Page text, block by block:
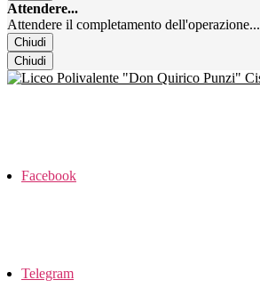
Attendere...
Attendere il completamento dell'operazione...
Chiudi
Chiudi
Facebook
Telegram